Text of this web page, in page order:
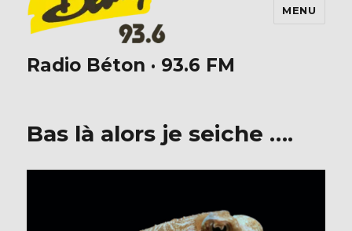
Radio Béton · 93.6 FM
MENU
Bas là alors je seiche ….